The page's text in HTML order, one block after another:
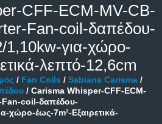
CFF-ECM-MV-CB-
Fan-coil-δαπέδου-
για-χώρο-
λεπτό-12,6cm
/ Fan Coils / Sabiana Carisma /
/ Carisma Whisper-CFF-ECM-
Fan-coil-δαπέδου-
χώρο-έως-7m²-Εξαιρετικά-